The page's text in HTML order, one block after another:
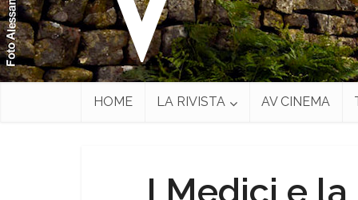
HOME LA RIVISTA AV CINEMA